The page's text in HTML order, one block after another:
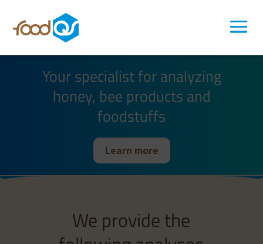
Your specialist for analyzing
honey, bee products and
foodstuffs
Learn more
We provide the